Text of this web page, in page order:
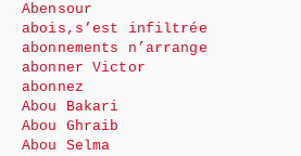
Abensour
abois,s’est infiltrée
abonnements n’arrange
abonner Victor
abonnez
Abou Bakari
Abou Ghraib
Abou Selma